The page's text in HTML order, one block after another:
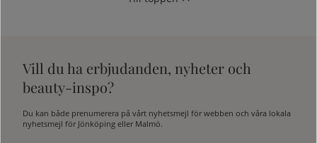
Vill du ha erbjudanden, nyheter och
beauty-inspo?
Du kan både prenumerera på vårt nyhetsmejl för webben och våra lokala
nyhetsmejl för Jönköping eller Malmö.